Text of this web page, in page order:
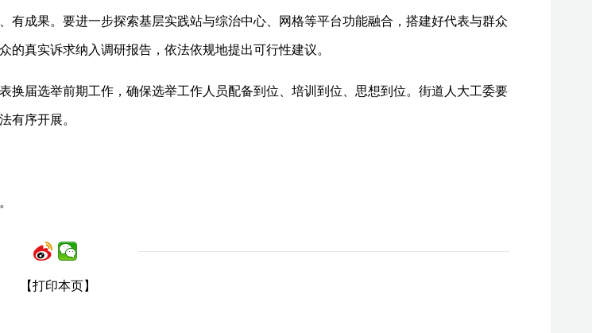
成果。要进一步探索基层实践站与综治中心、网格等平台功能融合，搭建好代表与群众
真实诉求纳入调研报告，依法依规地提出可行性建议。
换届选举前期工作，确保选举工作人员配备到位、培训到位、思想到位。街道人大工委要
有序开展。
【打印本页】